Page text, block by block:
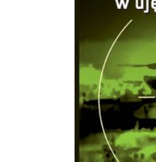
wewnętrznej, czyli określenia w
ciśnienia całkowite, statyczne na
pocisku a dnem komory
oraz drogę dna pocisku w lufie
armat i broni strzeleckiej. W
analitycznych, syntetycznych
problemu głównego balistyki
zaawansowanych
posługiwanie się efektywnymi
układów równań różniczkowych.
metodę Leduca rozwiązania oraz
bombie manometrycznej.